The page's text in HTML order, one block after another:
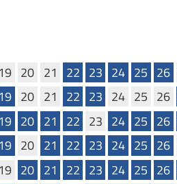
19 20 21 22 23 24 25 26
19 20 21 22 23 24 25 26
19 20 21 22 23 24 25 26
19 20 21 22 23 24 25 26
19 20 21 22 23 24 25 26